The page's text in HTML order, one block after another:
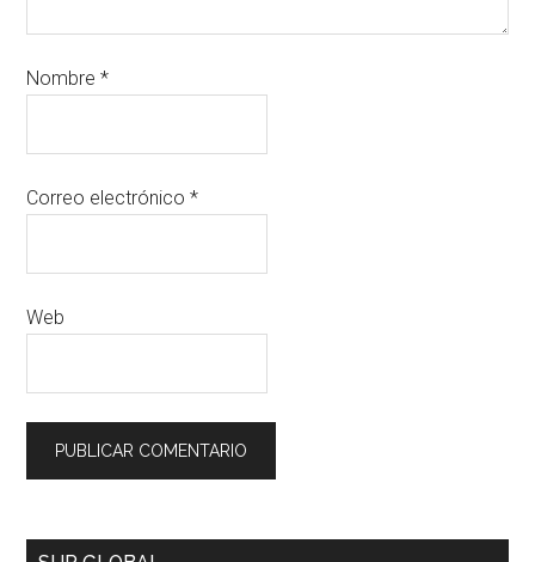
Nombre*
Correo electrónico*
Web